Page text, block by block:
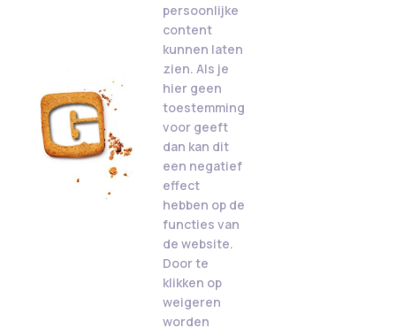
persoonlijke
content
kunnen laten
zien. Als je
hier geen
toestemming
voor geeft
dan kan dit
een negatief
effect
hebben op de
functies van
de website.
Door te
klikken op
weigeren
worden